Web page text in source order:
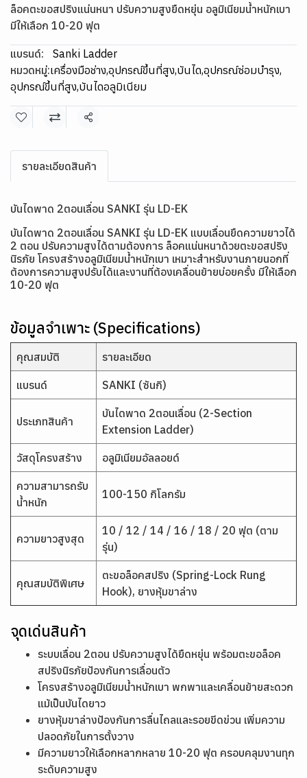
ล็อคตะขอสปริงแน่นหนา ปรับความสูงยืดหยุ่น อลูมิเนียมน้ำหนักเบา
มีให้เลือก 10-20 ฟุต
แบรนด์:
Sanki Ladder
หมวดหมู่:เครื่องมือช่าง,อุปกรณ์ขึ้นที่สูง,บันได,อุปกรณ์ซ่อมบำรุง,
อุปกรณ์ขึ้นที่สูง,บันไดอลูมิเนียม
แชร์
รายละเอียดสินค้า
บันไดพาด 2ตอนเลื่อน SANKI รุ่น LD-EK
บันไดพาด 2ตอนเลื่อน SANKI รุ่น LD-EK แบบเลื่อนยืดความยาวได้
2 ตอน ปรับความสูงได้ตามต้องการ ล็อคแน่นหนาด้วยตะขอสปริง
นิรภัย โครงสร้างอลูมิเนียมน้ำหนักเบา เหมาะสำหรับงานภายนอกที่
ต้องการความสูงปรับได้และงานที่ต้องเคลื่อนย้ายบ่อยครั้ง มีให้เลือก
10-20 ฟุต
ข้อมูลจำเพาะ (Specifications)
คุณสมบัติ รายละเอียด
แบรนด์ SANKI (ซันกิ)
ประเภทสินค้า
บันไดพาด 2ตอนเลื่อน (2-Section
Extension Ladder)
วัสดุโครงสร้าง อลูมิเนียมอัลลอยด์
ความสามารถรับ
น้ำหนัก
100-150 กิโลกรัม
ความยาวสูงสุด
10 / 12 / 14 / 16 / 18 / 20 ฟุต (ตาม
รุ่น)
คุณสมบัติพิเศษ
ตะขอล็อคสปริง (Spring-Lock Rung
Hook), ยางหุ้มขาล่าง
จุดเด่นสินค้า
ระบบเลื่อน 2ตอน ปรับความสูงได้ยืดหยุ่น พร้อมตะขอล็อค
สปริงนิรภัยป้องกันการเลื่อนตัว
โครงสร้างอลูมิเนียมน้ำหนักเบา พกพาและเคลื่อนย้ายสะดวก
แม้เป็นบันไดยาว
ยางหุ้มขาล่างป้องกันการลื่นไถลและรอยขีดข่วน เพิ่มความ
ปลอดภัยในการตั้งวาง
มีความยาวให้เลือกหลากหลาย 10-20 ฟุต ครอบคลุมงานทุก
ระดับความสูง